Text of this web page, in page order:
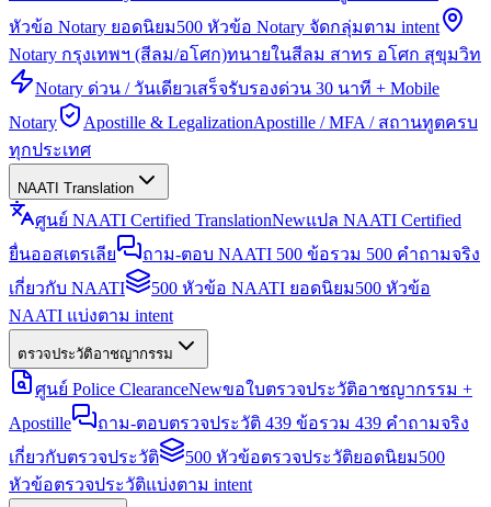
หัวข้อ Notary ยอดนิยม500 หัวข้อ Notary จัดกลุ่มตาม intent
Notary กรุงเทพฯ (สีลม/อโศก)ทนายในสีลม สาทร อโศก สุขุมวิท
Notary ด่วน / วันเดียวเสร็จรับรองด่วน 30 นาที + Mobile
Notary
Apostille & LegalizationApostille / MFA / สถานทูตครบ
ทุกประเทศ
NAATI Translation
ศูนย์ NAATI Certified TranslationNewแปล NAATI Certified
ยื่นออสเตรเลีย
ถาม-ตอบ NAATI 500 ข้อรวม 500 คำถามจริง
เกี่ยวกับ NAATI
500 หัวข้อ NAATI ยอดนิยม500 หัวข้อ
NAATI แบ่งตาม intent
ตรวจประวัติอาชญากรรม
ศูนย์ Police ClearanceNewขอใบตรวจประวัติอาชญากรรม +
Apostille
ถาม-ตอบตรวจประวัติ 439 ข้อรวม 439 คำถามจริง
เกี่ยวกับตรวจประวัติ
500 หัวข้อตรวจประวัติยอดนิยม500
หัวข้อตรวจประวัติแบ่งตาม intent